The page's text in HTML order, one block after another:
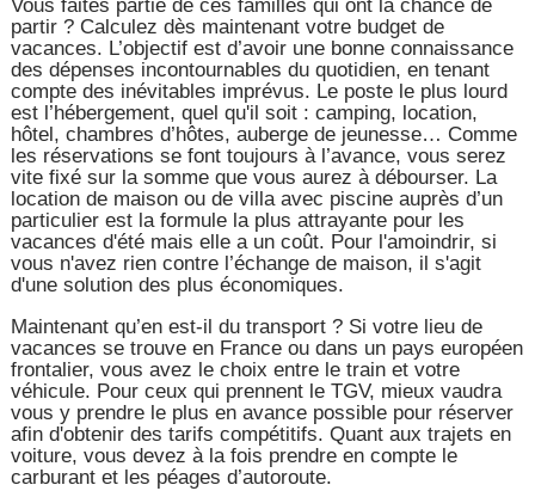
Vous faites partie de ces familles qui ont la chance de
partir ? Calculez dès maintenant votre budget de
vacances. L’objectif est d’avoir une bonne connaissance
des dépenses incontournables du quotidien, en tenant
compte des inévitables imprévus. Le poste le plus lourd
est l’hébergement, quel qu'il soit : camping, location,
hôtel, chambres d’hôtes, auberge de jeunesse… Comme
les réservations se font toujours à l’avance, vous serez
vite fixé sur la somme que vous aurez à débourser. La
location de maison ou de villa avec piscine auprès d’un
particulier est la formule la plus attrayante pour les
vacances d'été mais elle a un coût. Pour l'amoindrir, si
vous n'avez rien contre l’échange de maison, il s'agit
d'une solution des plus économiques.
Maintenant qu’en est-il du transport ? Si votre lieu de
vacances se trouve en France ou dans un pays européen
frontalier, vous avez le choix entre le train et votre
véhicule. Pour ceux qui prennent le TGV, mieux vaudra
vous y prendre le plus en avance possible pour réserver
afin d'obtenir des tarifs compétitifs. Quant aux trajets en
voiture, vous devez à la fois prendre en compte le
carburant et les péages d’autoroute.